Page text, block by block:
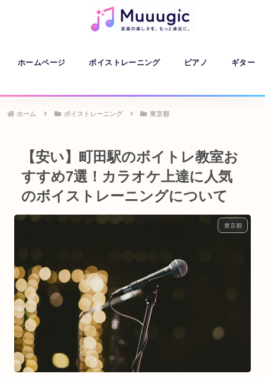
ホームページ ボイストレーニング ピアノ ギター
ホーム ボイストレーニング 東京都
【安い】町田駅のボイトレ教室お
すすめ7選！カラオケ上達に人気
のボイストレーニングについて
東京都